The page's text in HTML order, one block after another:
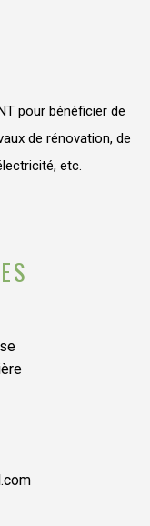
pour bénéficier de
de rénovation, de
etc.